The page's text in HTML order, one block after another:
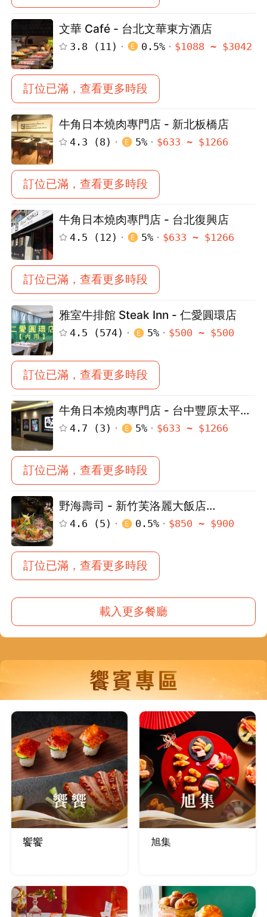
文華 Café - 台北文華東方酒店
3.8 ( 11 ) 0.5% $1088 ~ $3042
訂位已滿，查看更多時段
牛角日本燒肉專門店 - 新北板橋店
4.3 (8) 5% $633 ~ $1266
訂位已滿，查看更多時段
牛角日本燒肉專門店 - 台北復興店
4.5 ( 12 ) 5% $633 ~ $1266
訂位已滿，查看更多時段
雅室牛排館 Steak Inn - 仁愛圓環店
4.5 (574) 5% $500 ~ $500
訂位已滿，查看更多時段
牛角日本燒肉專門店 - 台中豐原太平洋
店4.7 (3 ) 5% $633 ~ $1266
訂位已滿，查看更多時段
野海壽司 - 新竹芙洛麗大飯店
FLEURLIS
4.6 (5 ) 0.5% $850 ~ $900
訂位已滿，查看更多時段
載入更多餐廳
饗饗 旭集